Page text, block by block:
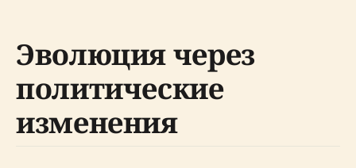
Эволюция через
политические
изменения